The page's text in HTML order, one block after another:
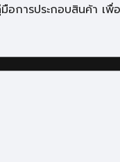
อการประกอบสินค้า เพื่